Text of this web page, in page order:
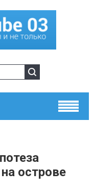
острове